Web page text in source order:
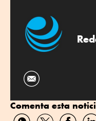
Comenta esta